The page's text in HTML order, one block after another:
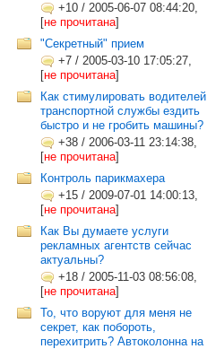
+10 / 2005-06-07 08:44:20,
[не прочитана]
"Секретный" прием
+7 / 2005-03-10 17:05:27,
[не прочитана]
Как стимулировать водителей
транспортной службы ездить
быстро и не гробить машины?
+38 / 2006-03-11 23:14:38,
[не прочитана]
Контроль парикмахера
+15 / 2009-07-01 14:00:13,
[не прочитана]
Как Вы думаете услуги
рекламных агентств сейчас
актуальны?
+18 / 2005-11-03 08:56:08,
[не прочитана]
То, что воруют для меня не
секрет, как побороть,
перехитрить? Автоколонна на